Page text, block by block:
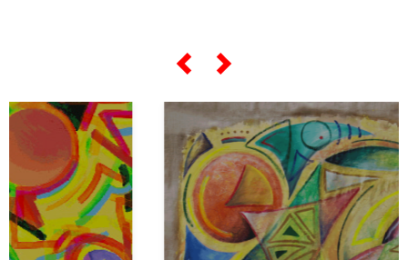
scorri lo slider qui sotto ...